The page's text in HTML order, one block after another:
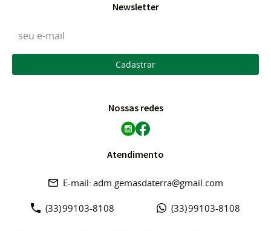
Newsletter
Cadastrar
Nossas redes
Atendimento
(33)99103-8108 (33)99103-8108
adm.gemasdaterra@gmail.com